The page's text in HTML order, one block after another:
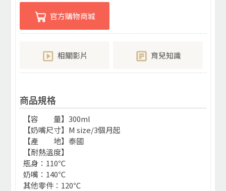
官方購物商城
相關影片 育兒知識
商品規格
【容 量】300ml
【奶嘴尺寸】M size/3個月起
【產 地】泰國
【耐熱溫度】
瓶身：110℃
奶嘴：140℃
其他零件：120℃